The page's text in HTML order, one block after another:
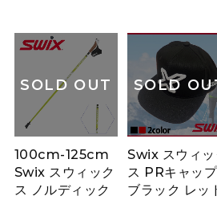
SOLD OUT
100cm-125cm
Swix スウィック
ス ノルディック
SOLD
Swix スウィッ
ス PRキャップ
ブラック レッ